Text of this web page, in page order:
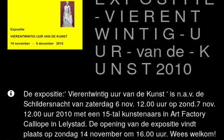
- V I E R E N T
W I N T I G - U
U R - van de - K
U N S T 2010
De expositie:' Vierentwintig uur van de Kunst ' is n.a.v. de
Schildersnacht van zaterdag 6 nov. 12.00 uur op zond.7 nov.
12.00 uur 2010 met een 15-tal kunstenaars in Art Factory
Calliope in Lelystad. De opening van de expositie vindt
plaats op zondag 14 november om 16.00 uur. Wees welkom!